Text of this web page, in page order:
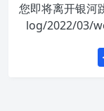
您即将离开银河
log/2022/03/